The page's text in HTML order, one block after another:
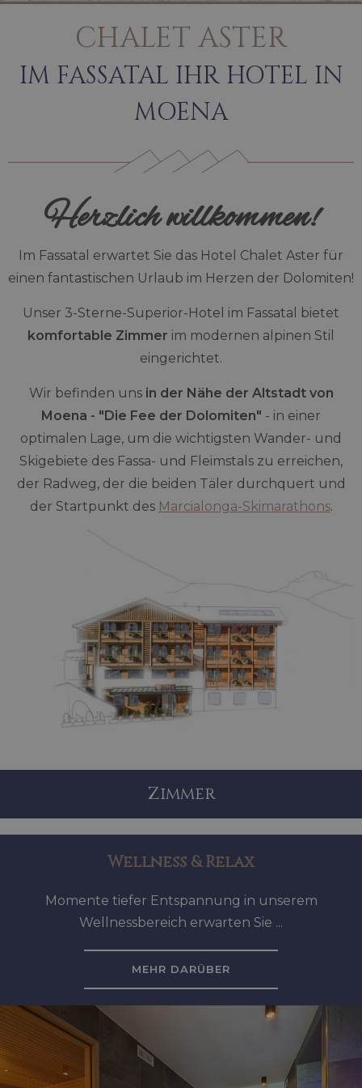
CHALET ASTER
IM FASSATAL IHR HOTEL IN
MOENA
Herzlich willkommen!
Im Fassatal erwartet Sie das Hotel Chalet Aster für
einen fantastischen Urlaub im Herzen der Dolomiten!
Unser 3-Sterne-Superior-Hotel im Fassatal bietet
komfortable Zimmer im modernen alpinen Stil
eingerichtet.
Wir befinden uns in der Nähe der Altstadt von
Moena - "Die Fee der Dolomiten" - in einer
optimalen Lage, um die wichtigsten Wander- und
Skigebiete des Fassa- und Fleimstals zu erreichen,
der Radweg, der die beiden Täler durchquert und
der Startpunkt des Marcialonga-Skimarathons.
Zimmer
Wellness & Relax
Momente tiefer Entspannung in unserem
Wellnessbereich erwarten Sie ...
MEHR DARÜBER